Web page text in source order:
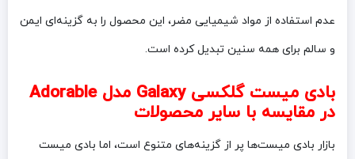
عدم استفاده از مواد شیمیایی مضر، این محصول را به گزینه‌ای ایمن
و سالم برای همه سنین تبدیل کرده است.
بادی میست گلکسی Galaxy مدل Adorable
در مقایسه با سایر محصولات
بازار بادی میست‌ها پر از گزینه‌های متنوع است، اما بادی میست